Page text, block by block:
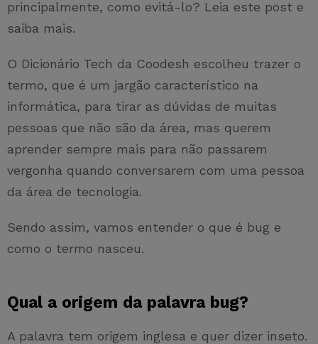
principalmente, como evitá-lo? Leia este post e
saiba mais.
O Dicionário Tech da Coodesh escolheu trazer o
termo, que é um jargão característico na
informática, para tirar as dúvidas de muitas
pessoas que não são da área, mas querem
aprender sempre mais para não passarem
vergonha quando conversarem com uma pessoa
da área de tecnologia.
Sendo assim, vamos entender o que é bug e
como o termo nasceu.
Qual a origem da palavra bug?
A palavra tem origem inglesa e quer dizer inseto.